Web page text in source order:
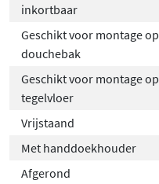
inkortbaar
Geschikt voor montage op
douchebak
Geschikt voor montage op
tegelvloer
Vrijstaand
Met handdoekhouder
Afgerond